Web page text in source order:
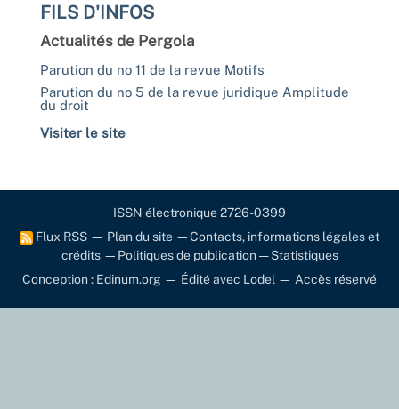
FILS D'INFOS
Actualités de Pergola
Parution du no 11 de la revue Motifs
Parution du no 5 de la revue juridique Amplitude
du droit
Visiter le site
ISSN électronique 2726-0399
Flux RSS — Plan du site —Contacts, informations légales et
crédits— Politiques de publication—Statistiques
Conception : Edinum.org — Édité avec Lodel — Accès réservé